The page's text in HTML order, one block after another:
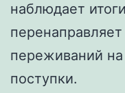
наблюдает
переживаний
поступки.